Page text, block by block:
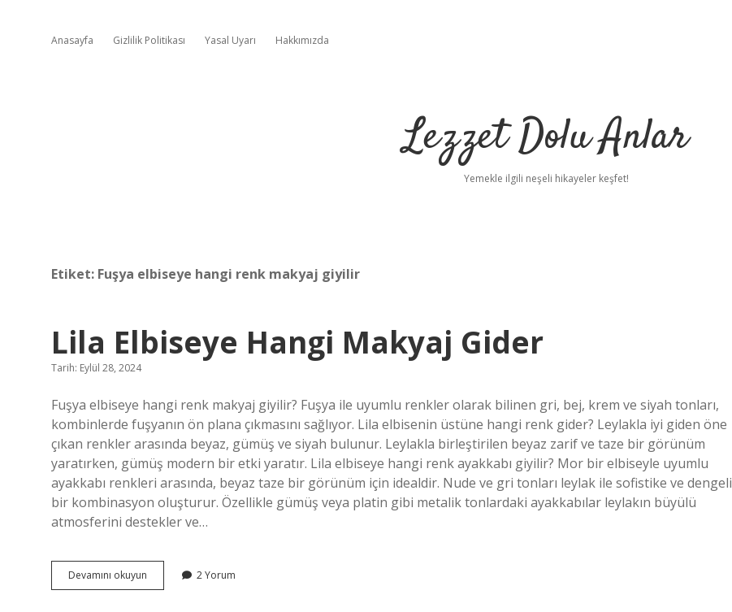
Anasayfa Gizlilik Politikası Yasal Uyarı Hakkımızda
Lezzet Dolu Anlar
Yemekle ilgili neşeli hikayeler keşfet!
Etiket: Fuşya elbiseye hangi renk makyaj giyilir
Lila Elbiseye Hangi Makyaj Gider
Tarih: Eylül 28, 2024
Fuşya elbiseye hangi renk makyaj giyilir? Fuşya ile uyumlu renkler olarak bilinen gri, bej, krem ​​ve siyah tonları,
kombinlerde fuşyanın ön plana çıkmasını sağlıyor. Lila elbisenin üstüne hangi renk gider? Leylakla iyi giden öne
çıkan renkler arasında beyaz, gümüş ve siyah bulunur. Leylakla birleştirilen beyaz zarif ve taze bir görünüm
yaratırken, gümüş modern bir etki yaratır. Lila elbiseye hangi renk ayakkabı giyilir? Mor bir elbiseyle uyumlu
ayakkabı renkleri arasında, beyaz taze bir görünüm için idealdir. Nude ve gri tonları leylak ile sofistike ve dengeli
bir kombinasyon oluşturur. Özellikle gümüş veya platin gibi metalik tonlardaki ayakkabılar leylakın büyülü
atmosferini destekler ve…
Devamını okuyun
Elbiseye
2 Yorum